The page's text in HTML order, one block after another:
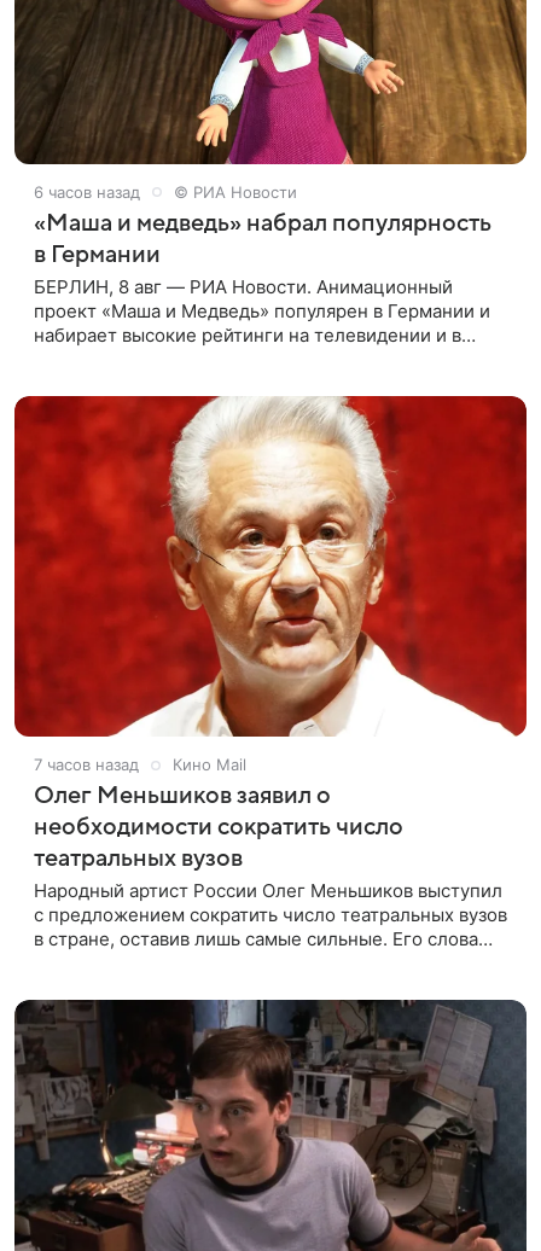
6 часов назад © РИА Новости
«Маша и медведь» набрал популярность
в Германии
БЕРЛИН, 8 авг — РИА Новости. Анимационный
проект «Маша и Медведь» популярен в Германии и
набирает высокие рейтинги на телевидении и в
7 часов назад Кино Mail
Олег Меньшиков заявил о
необходимости сократить число
театральных вузов
Народный артист России Олег Меньшиков выступил
с предложением сократить число театральных вузов
в стране, оставив лишь самые сильные. Его слова